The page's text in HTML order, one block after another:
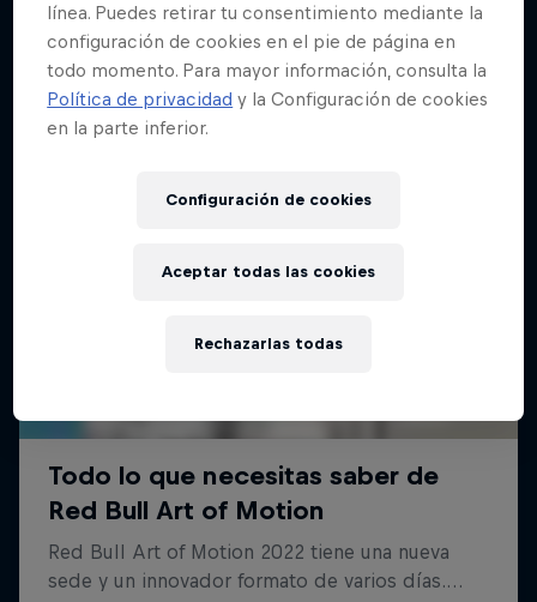
línea. Puedes retirar tu consentimiento mediante la
configuración de cookies en el pie de página en
todo momento. Para mayor información, consulta la
Política de privacidad y la Configuración de cookies
en la parte inferior.
Configuración de cookies
Rechazarlas todas
Aceptar todas las cookies